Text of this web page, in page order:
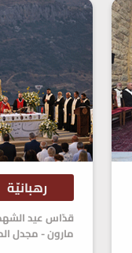
رهبانيّة
مارون - مجدل